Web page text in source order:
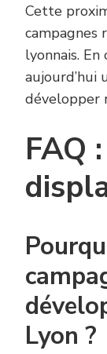
Cette
campagnes
lyonnais.
aujourd’hui
développer
FAQ
Lyon ?